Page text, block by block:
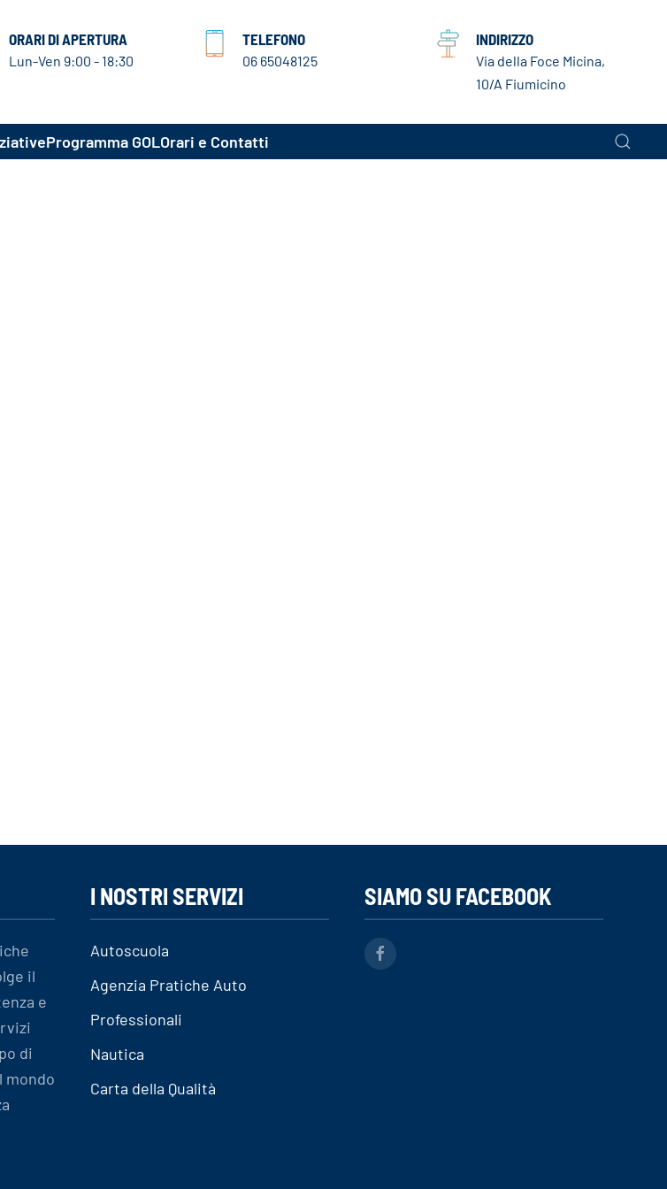
ORARI DI APERTURA
Lun-Ven 9:00 - 18:30
TELEFONO
06 65048125
INDIRIZZO
Via della Foce Micina,
10/A Fiumicino
Programma GOLOrari e Contatti
il
e
di
mondo
I NOSTRI SERVIZI
Autoscuola
Agenzia Pratiche Auto
Professionali
Nautica
Carta della Qualità
SIAMO SU FACEBOOK